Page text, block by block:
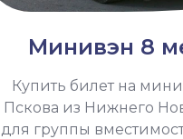
Минивэн 8
Купить билет на
Пскова из Нижнего
для группы